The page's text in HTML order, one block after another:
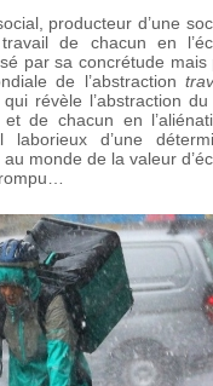
producteur d’une
de chacun en
par sa concrétude mais
de l’abstraction
révèle l’abstraction
de chacun en
d’une
monde de la valeur